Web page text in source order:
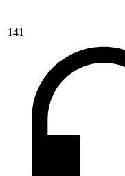
141